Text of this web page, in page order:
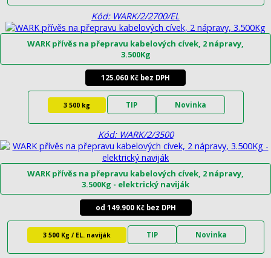
Kód: WARK/2/2700/EL
WARK přívěs na přepravu kabelových cívek, 2 nápravy,
3.500Kg
125.060 Kč bez DPH
3 500 kg TIP Novinka
Kód: WARK/2/3500
WARK přívěs na přepravu kabelových cívek, 2 nápravy,
3.500Kg - elektrický naviják
od 149.900 Kč bez DPH
3 500 Kg / EL. naviják TIP Novinka